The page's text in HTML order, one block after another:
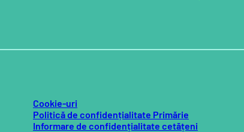
Cookie-uri
Politică de confidențialitate Primărie
Informare de confidențialitate cetățeni